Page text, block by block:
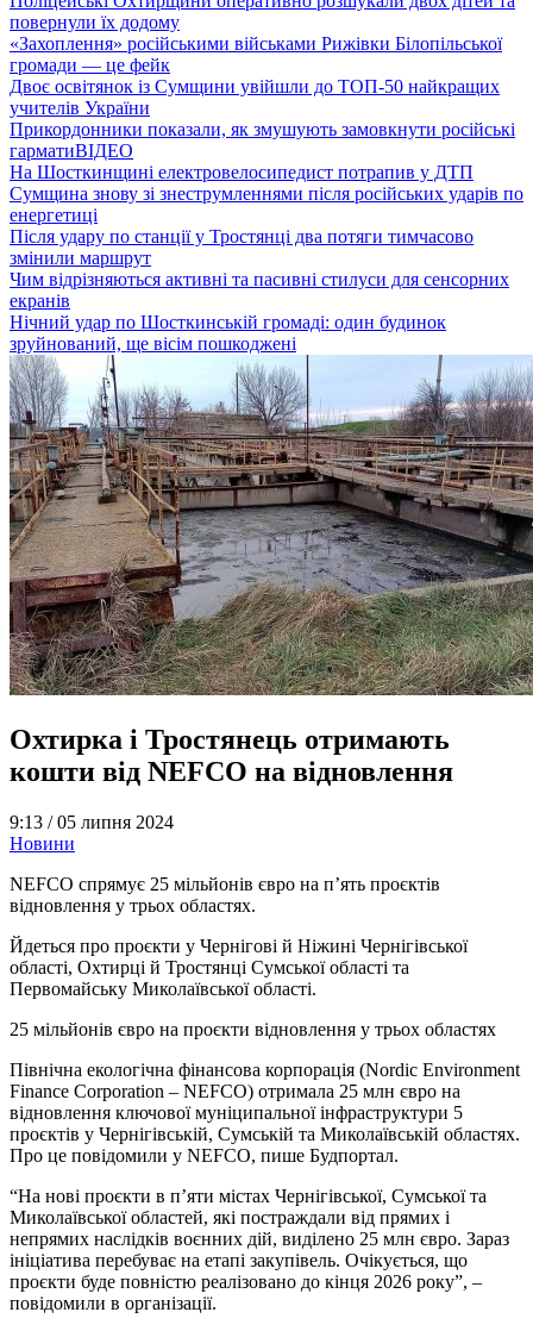
повернули їх додому
«Захоплення» російськими військами Рижівки Білопільської
громади — це фейк
Двоє освітянок із Сумщини увійшли до ТОП-50 найкращих
учителів України
Прикордонники показали, як змушують замовкнути російські
гарматиВІДЕО
На Шосткинщині електровелосипедист потрапив у ДТП
Сумщина знову зі знеструмленнями після російських ударів по
енергетиці
Після удару по станції у Тростянці два потяги тимчасово
змінили маршрут
Чим відрізняються активні та пасивні стилуси для сенсорних
екранів
Нічний удар по Шосткинській громаді: один будинок
зруйнований, ще вісім пошкоджені
Охтирка і Тростянець отримають
кошти від NEFCO на відновлення
9:13 /05 липня 2024
Новини
NEFCO спрямує 25 мільйонів євро на п’ять проєктів
відновлення у трьох областях.
Йдеться про проєкти у Чернігові й Ніжині Чернігівської
області, Охтирці й Тростянці Сумської області та
Первомайську Миколаївської області.
25 мільйонів євро на проєкти відновлення у трьох областях
Північна екологічна фінансова корпорація (Nordic Environment
Finance Corporation – NEFCO) отримала 25 млн євро на
відновлення ключової муніципальної інфраструктури 5
проєктів у Чернігівській, Сумській та Миколаївській областях.
Про це повідомили у NEFCO, пише Будпортал.
“На нові проєкти в п’яти містах Чернігівської, Сумської та
Миколаївської областей, які постраждали від прямих і
непрямих наслідків воєнних дій, виділено 25 млн євро. Зараз
ініціатива перебуває на етапі закупівель. Очікується, що
проєкти буде повністю реалізовано до кінця 2026 року”, –
повідомили в організації.